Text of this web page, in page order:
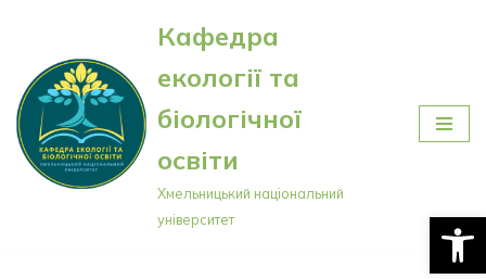
Перейти
до
вмісту
Кафедра
екології та
біологічної
освіти
Хмельницький національний
університет